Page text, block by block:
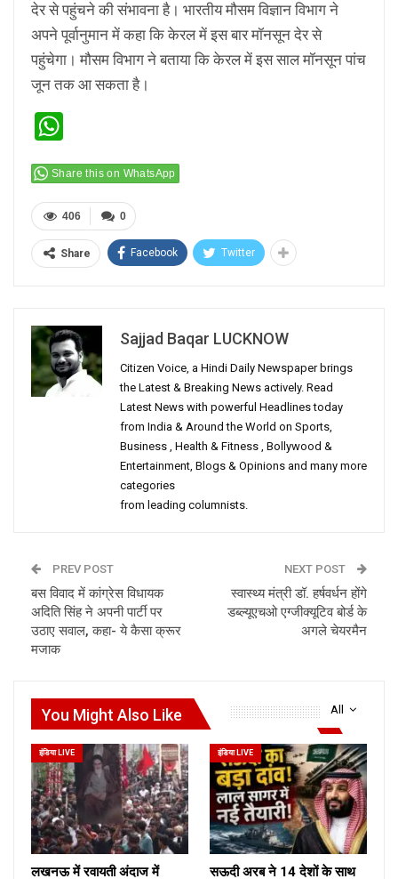
देर से पहुंचने की संभावना है। भारतीय मौसम विज्ञान विभाग ने
अपने पूर्वानुमान में कहा कि केरल में इस बार मॉनसून देर से
पहुंचेगा। मौसम विभाग ने बताया कि केरल में इस साल मॉनसून पांच
जून तक आ सकता है।
Share this on WhatsApp
0
406
Share Facebook Twitter
Sajjad Baqar LUCKNOW
Citizen Voice, a Hindi Daily Newspaper brings
the Latest & Breaking News actively. Read
Latest News with powerful Headlines today
from India & Around the World on Sports,
Business , Health & Fitness , Bollywood &
Entertainment, Blogs & Opinions and many more
categories
from leading columnists.
PREV POST
बस विवाद में कांग्रेस विधायक
अदिति सिंह ने अपनी पार्टी पर
उठाए सवाल, कहा- ये कैसा क्रूर
मजाक
NEXT POST
स्वास्थ्य मंत्री डॉ. हर्षवर्धन होंगे
डब्ल्यूएचओ एग्जीक्यूटिव बोर्ड के
अगले चेयरमैन
All
You Might Also Like
इंडिया LIVE
लखनऊ में रवायती अंदाज में
इंडिया LIVE
सऊदी अरब ने 14 देशों के साथ